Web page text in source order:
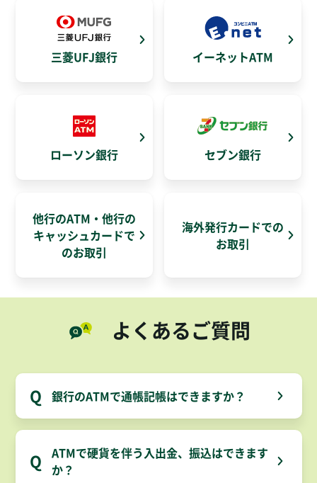
三菱UFJ銀行 イーネットATM
ローソン銀行 セブン銀行
他行のATM・他行の
キャッシュカードで
のお取引
海外発行カードでの
お取引
よくあるご質問
Q 銀行のATMで通帳記帳はできますか？
Q
ATMで硬貨を伴う入出金、振込はできます
か？